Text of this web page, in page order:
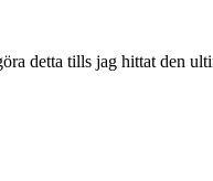
detta tills jag hittat den